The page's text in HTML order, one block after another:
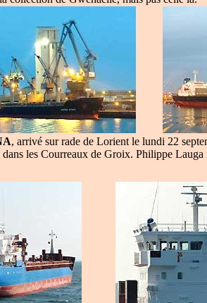
, arrivé sur rade de Lorient le lundi 22
dans les Courreaux de Groix. Philippe